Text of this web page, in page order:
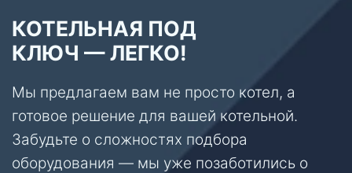
КОТЕЛЬНАЯ ПОД
КЛЮЧ — ЛЕГКО!
Мы предлагаем вам не просто котел, а
готовое решение для вашей котельной.
Забудьте о сложностях подбора
оборудования — мы уже позаботились о